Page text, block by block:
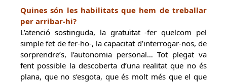
Quines són les habilitats que hem de treballar
per arribar-hi?
L’atenció sostinguda, la gratuïtat -fer quelcom pel
simple fet de fer-ho-, la capacitat d’interrogar-nos, de
sorprendre’s, l’autonomia personal… Tot plegat va
fent possible la descoberta d’una realitat que no és
plana, que no s’esgota, que és molt més que el que